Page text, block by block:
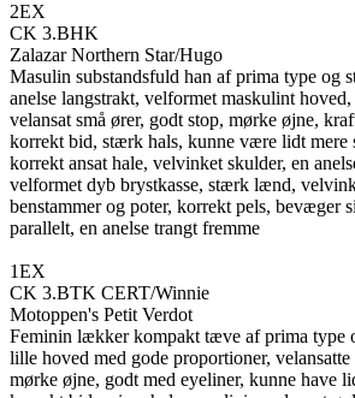
2EX
CK 3.BHK
Zalazar Northern Star/Hugo
Masulin substandsfuld han af prima type og
anelse langstrakt, velformet maskulint
velansat små ører, godt stop, mørke øjne,
korrekt bid, stærk hals, kunne være lidt mere
korrekt ansat hale, velvinket skulder, en
velformet dyb brystkasse, stærk lænd,
benstammer og poter, korrekt pels, bevæger
parallelt, en anelse trangt fremme
1EX
CK 3.BTK CERT/Winnie
Motoppen's Petit Verdot
Feminin lækker kompakt tæve af prima type
lille hoved med gode proportioner,
mørke øjne, godt med eyeliner, kunne have